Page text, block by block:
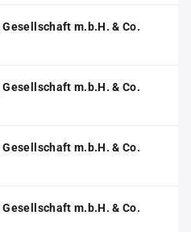
Gesellschaft m.b.H. & Co.
Gesellschaft m.b.H. & Co.
Gesellschaft m.b.H. & Co.
Gesellschaft m.b.H. & Co.